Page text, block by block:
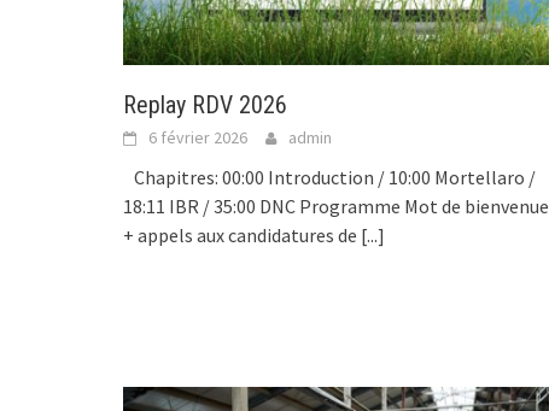
Replay RDV 2026
6 février 2026 admin
Chapitres: 00:00 Introduction / 10:00 Mortellaro /
18:11 IBR / 35:00 DNC Programme Mot de bienvenue
+ appels aux candidatures de [...]